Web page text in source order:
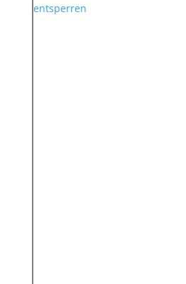
entsperren